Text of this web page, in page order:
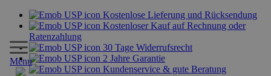
Kostenlose Lieferung und Rücksendung
Kostenloser Kauf auf Rechnung oder
Ratenzahlung
30 Tage Widerrufsrecht
2 Jahre Garantie
Kundenservice & gute Beratung
Menu